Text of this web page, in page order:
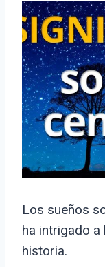
Los sueños
ha intrigado a
historia.